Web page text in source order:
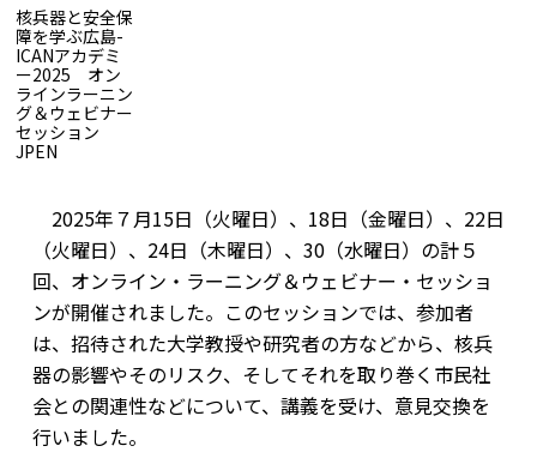
核兵器と安全保
障を学ぶ広島-
ICANアカデミ
ー2025 オン
ラインラーニン
グ＆ウェビナー
セッション
JPEN
核兵器と安全保障を学ぶ広島-ICANアカデミー2025 オンライ
ンラーニング＆ウェビナーセッション
2025年７月15日（火曜日）、18日（金曜日）、22日
（火曜日）、24日（木曜日）、30（水曜日）の計５
回、オンライン・ラーニング＆ウェビナー・セッショ
ンが開催されました。このセッションでは、参加者
は、招待された大学教授や研究者の方などから、核兵
器の影響やそのリスク、そしてそれを取り巻く市民社
会との関連性などについて、講義を受け、意見交換を
行いました。